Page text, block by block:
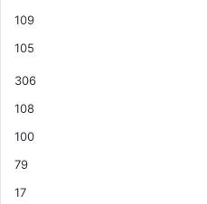
109
105
306
108
100
79
17